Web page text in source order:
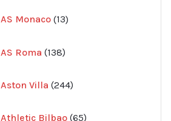
AS Monaco 13
produkter
AS Roma 138
produkter
Aston Villa 244
produkter
Athletic Bilbao 65